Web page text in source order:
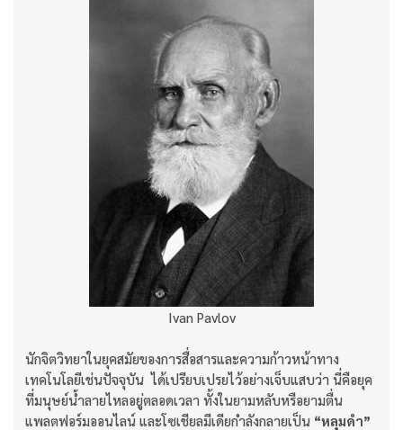
Ivan Pavlov
นักจิตวิทยาในยุคสมัยของการสื่อสารและความก้าวหน้าทาง
เทคโนโลยีเช่นปัจจุบัน ได้เปรียบเปรยไว้อย่างเจ็บแสบว่า นี่คือยุค
ที่มนุษย์น้ำลายไหลอยู่ตลอดเวลา ทั้งในยามหลับหรือยามตื่น
แพลตฟอร์มออนไลน์ และโซเชียลมีเดียกำลังกลายเป็น “หลุมดำ”